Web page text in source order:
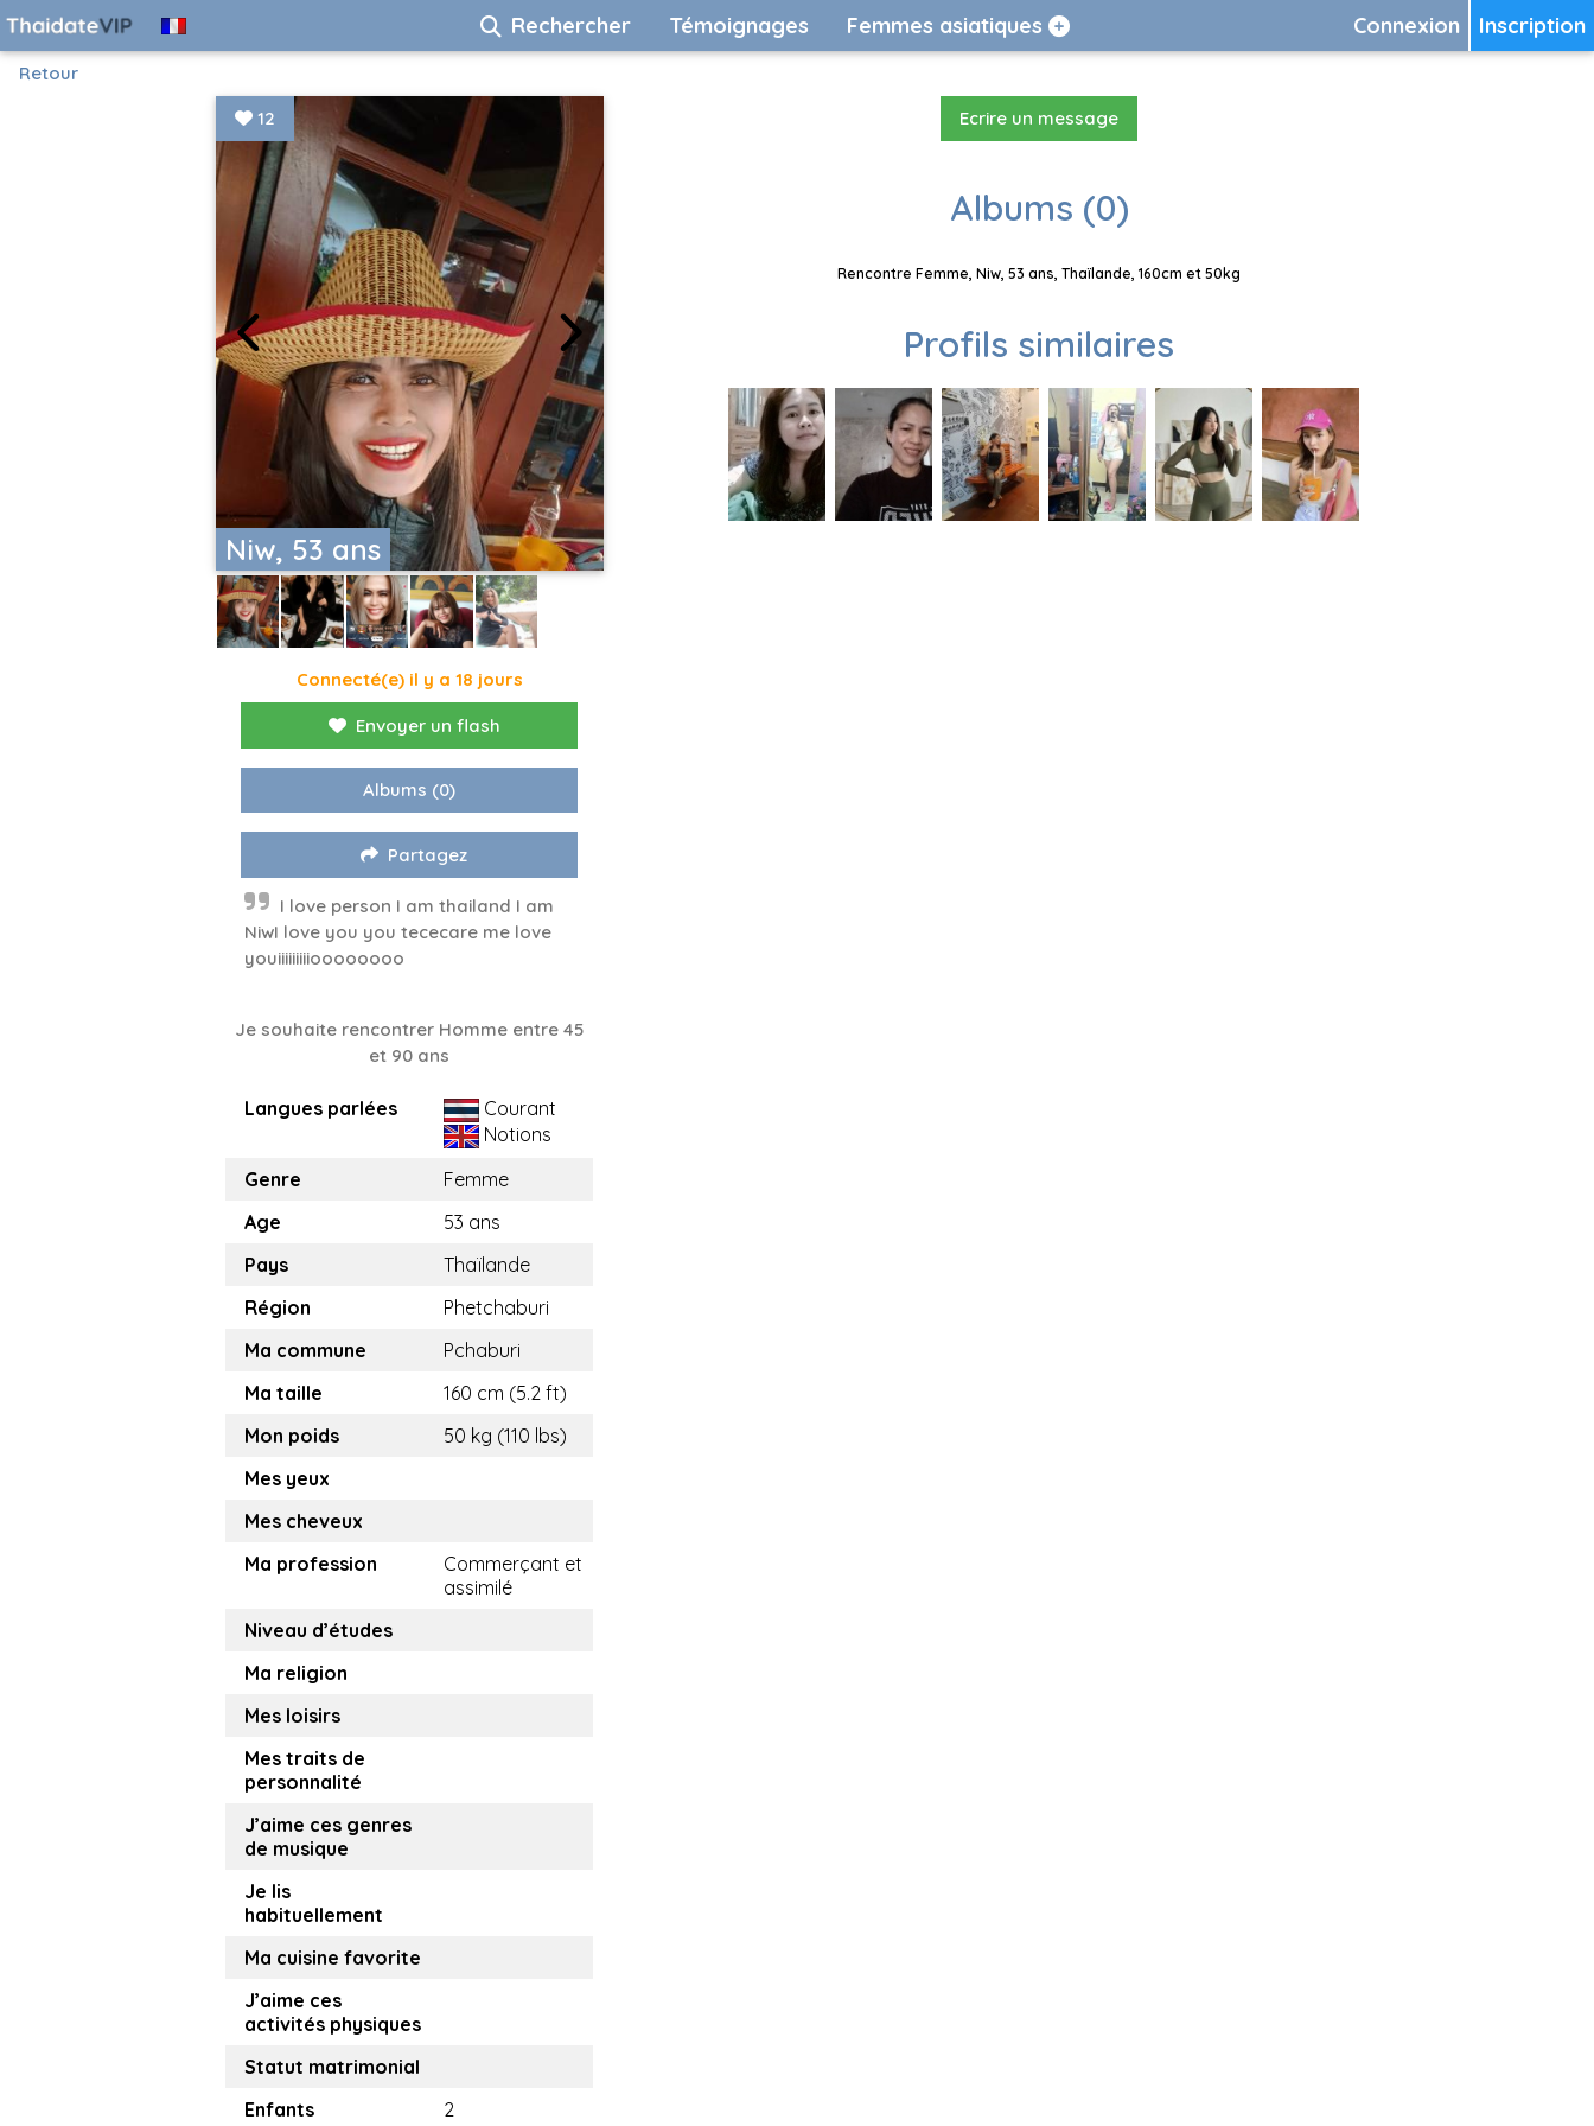
Inscription
Connexion
Rechercher Témoignages Femmes asiatiques
Retour
Niw, 53 ans
12
Connecté(e) il y a 18 jours
Envoyer un flash
Albums (0)
Partagez
I love person I am thailand I am
NiwI love you you tececare me love
youiiiiiiiiioooooooo
Je souhaite rencontrer Homme entre 45
et 90 ans
Langues parlées
Courant
Notions
Genre
Femme
Age
53 ans
Pays
Thaïlande
Région
Phetchaburi
Ma commune
Pchaburi
Ma taille
160 cm (5.2 ft)
Mon poids
50 kg (110 lbs)
Mes yeux
Mes cheveux
Ma profession
Commerçant et
assimilé
Niveau d’études
Ma religion
Mes loisirs
Mes traits de
personnalité
J’aime ces genres
de musique
Je lis
habituellement
Ma cuisine favorite
J’aime ces
activités physiques
Statut matrimonial
Enfants
2
Ecrire un message
Albums (0)
Rencontre Femme, Niw, 53 ans, Thaïlande, 160cm et 50kg
Profils similaires